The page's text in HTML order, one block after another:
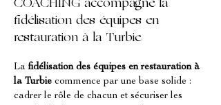
COACHING accompagne la
fidélisation des équipes en
restauration à la Turbie
La fidélisation des équipes en restauration à
la Turbie commence par une base solide :
cadrer le rôle de chacun et sécuriser les